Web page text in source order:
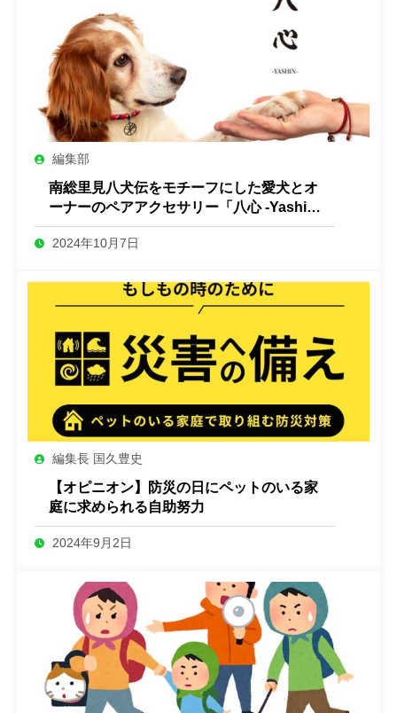
編集部
南総里見八犬伝をモチーフにした愛犬とオ
ーナーのペアアクセサリー「八心 -Yashin-
」
2024年10月7日
編集長 国久豊史
【オピニオン】防災の日にペットのいる家
庭に求められる自助努力
2024年9月2日